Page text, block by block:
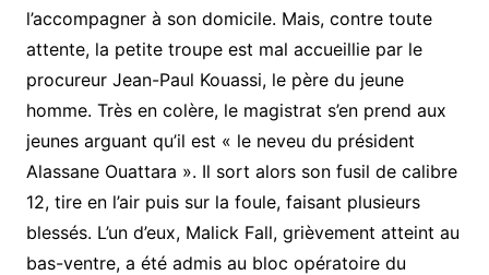
l’accompagner à son domicile. Mais, contre toute
attente, la petite troupe est mal accueillie par le
procureur Jean-Paul Kouassi, le père du jeune
homme. Très en colère, le magistrat s’en prend aux
jeunes arguant qu’il est « le neveu du président
Alassane Ouattara ». Il sort alors son fusil de calibre
12, tire en l’air puis sur la foule, faisant plusieurs
blessés. L’un d’eux, Malick Fall, grièvement atteint au
bas-ventre, a été admis au bloc opératoire du